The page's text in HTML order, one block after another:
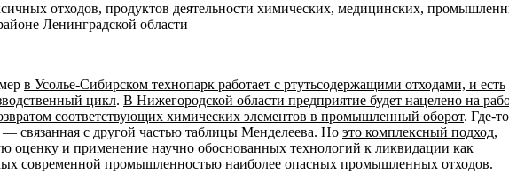
отходов, продуктов деятельности химических, медицинских,
Ленинградской области
в Усолье-Сибирском технопарк работает с ртутьсодержащими отходами, и есть
цикл. В Нижегородской области предприятие будет нацелено на
соответствующих химических элементов в промышленный оборот. Где-
— связанная с другой частью таблицы Менделеева. Но это комплексный подход,
оценку и применение научно обоснованных технологий к ликвидации как
современной промышленностью наиболее опасных промышленных отходов.